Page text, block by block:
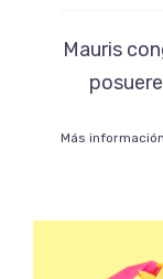
Mauris
Más información